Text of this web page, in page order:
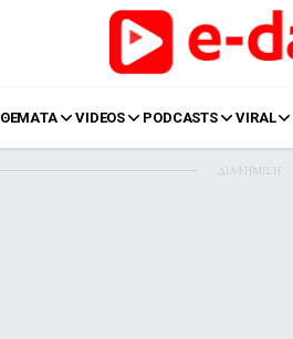
ΘΕΜΑΤΑ VIDEOS PODCASTS VIRAL
ΔΙΑΦΗΜΙΣΗ